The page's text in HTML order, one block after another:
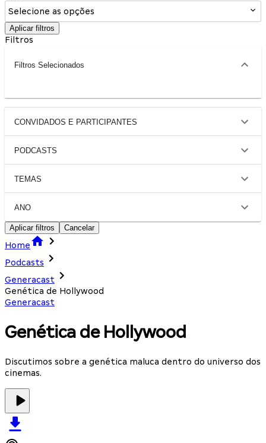
Selecione as opções
Aplicar filtros
Filtros
Filtros Selecionados
CONVIDADOS E PARTICIPANTES
PODCASTS
TEMAS
ANO
Aplicar filtros Cancelar
Home
Podcasts
Generacast
Genética de Hollywood
Generacast
Genética de Hollywood
Discutimos sobre a genética maluca dentro do universo dos
cinemas.